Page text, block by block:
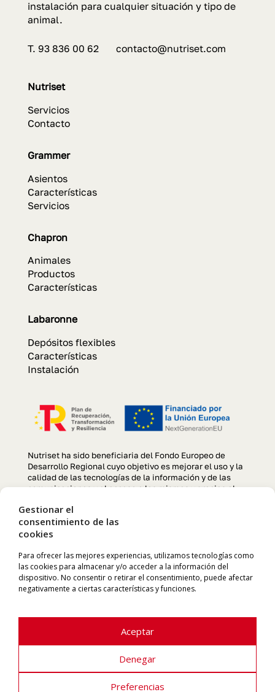
Gestionar el
consentimiento de las
cookies
Para ofrecer las mejores experiencias, utilizamos tecnologías como
las cookies para almacenar y/o acceder a la información del
dispositivo. No consentir o retirar el consentimiento, puede afectar
negativamente a ciertas características y funciones.
Aceptar
Denegar
Preferencias
instalación para cualquier situación y tipo de
animal.
T. 93 836 00 62 contacto@nutriset.com
Nutriset
Servicios
Contacto
Grammer
Asientos
Características
Servicios
Chapron
Animales
Productos
Características
Labaronne
Depósitos flexibles
Características
Instalación
Nutriset ha sido beneficiaria del Fondo Europeo de
Desarrollo Regional cuyo objetivo es mejorar el uso y la
calidad de las tecnologías de la información y de las
comunicaciones y el acceso a las mismas y gracias al
optimización de la página web, para la mejora de
competitividad y productividad de la empresa durante el
año 2022. Para ello ha contado con el apoyo del
Manresa. «Una manera de hacer Europa»
NUTRISET S.L. | Pol. Ind. El Cortés | 08262 Callús (Barcelona)